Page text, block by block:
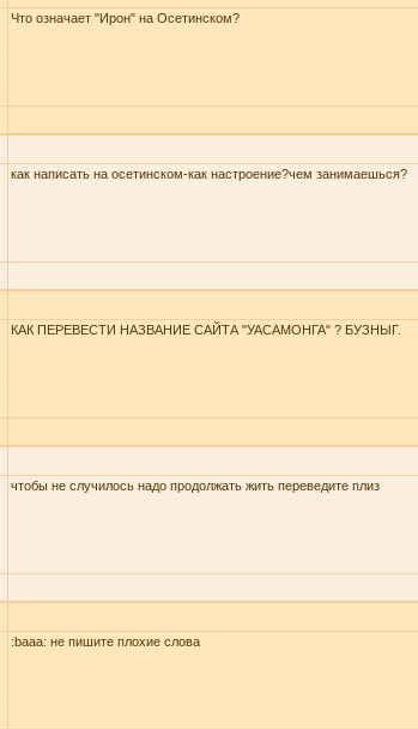
Что означает "Ирон" на Осетинском?
как написать на осетинском-как настроение?чем занимаешься?
КАК ПЕРЕВЕСТИ НАЗВАНИЕ САЙТА "УАСАМОНГА" ? БУЗНЫГ.
чтобы не случилось надо продолжать жить переведите плиз
:baaa: не пишите плохие слова